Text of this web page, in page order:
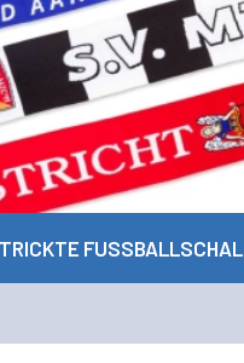
FUSSBALLSCHALS